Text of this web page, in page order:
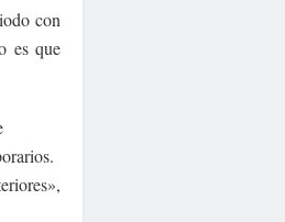
con
es que